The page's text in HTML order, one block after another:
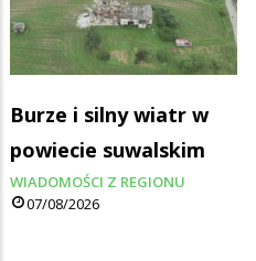
Burze i silny wiatr w
powiecie suwalskim
WIADOMOŚCI Z REGIONU
07/08/2026